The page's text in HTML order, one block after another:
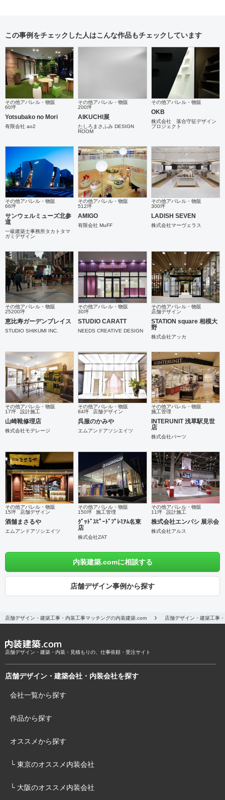
この事例をチェックした人はこんな作品もチェックしています
その他アパレル・物販
60坪
Yotsubako no Mori
有限会社 ao2
その他アパレル・物販
200坪
AIKUCHI展
たしろまさふみ DESIGN
ROOM
その他アパレル・物販
OKB
株式会社 落合守征デザイン
プロジェクト
その他アパレル・物販
66坪
サンウェルミューズ北参
道
一級建築士事務所タカトタマ
ガミデザイン
その他アパレル・物販
512坪
AMIGO
有限会社 MuFF
その他アパレル・物販
300坪
LADISH SEVEN
株式会社マーヴェラス
その他アパレル・物販
25200坪
恵比寿ガーデンプレイス
STUDIO SHIKUMI INC.
その他アパレル・物販
30坪
STUDIO CARATT
NEEDS CREATIVE DESIGN
その他アパレル・物販
店舗デザイン
STATION square 相模大
野
株式会社アッカ
その他アパレル・物販
17坪
設計施工
山崎靴修理店
株式会社モデレージ
その他アパレル・物販
84坪
店舗デザイン
呉服のかみや
エムアンドアソシエイツ
その他アパレル・物販
施工管理
INTERUNIT 浅草駅見世
店
株式会社パーツ
その他アパレル・物販
15坪
店舗デザイン
酒舗まさるや
エムアンドアソシエイツ
その他アパレル・物販
150坪
施工管理
ｸﾞｯﾄﾞｽﾋﾟｰﾄﾞﾌﾟﾚﾐｱﾑ名東
店
株式会社ZAT
その他アパレル・物販
11坪
設計施工
株式会社エンパシ 展示会
株式会社アルス
内装建築.comに相談する
店舗デザイン事例から探す
店舗デザイン・建築工事・内装工事マッチングの内装建築.com 店舗デザイン・建築工事
店舗デザイン・建築・内装・見積もりの、仕事依頼・受注サイト
店舗デザイン・建築会社・内装会社を探す
会社一覧から探す
作品から探す
オススメから探す
└ 東京のオススメ内装会社
└ 大阪のオススメ内装会社